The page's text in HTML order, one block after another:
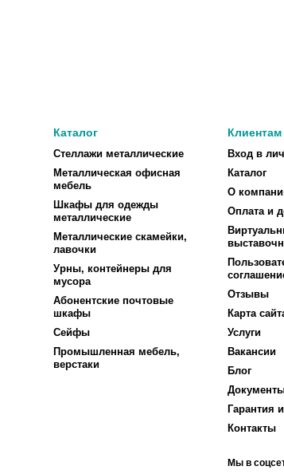
Каталог
Стеллажи металлические
Металлическая офисная
мебель
Шкафы для одежды
металлические
Металлические скамейки,
лавочки
Урны, контейнеры для
мусора
Абонентские почтовые
шкафы
Сейфы
Промышленная мебель,
верстаки
Клиентам
Вход в
Каталог
О
Оплата и
Отзывы
Карта
Услуги
Вакансии
Блог
Гарантия
Контакты
Мы в